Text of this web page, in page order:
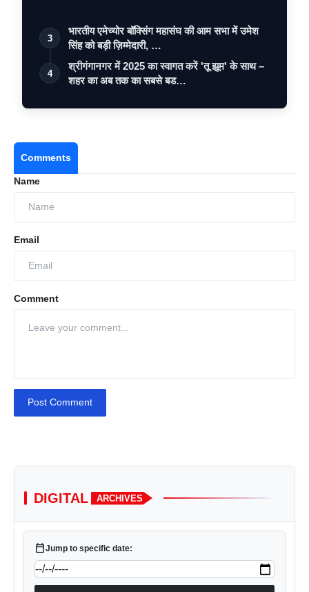
3
भारतीय एमेच्योर बॉक्सिंग महासंघ की आम सभा में उमेश
सिंह को बड़ी ज़िम्मेदारी, …
4
श्रीगंगानगर में 2025 का स्वागत करें 'तू झूम' के साथ –
शहर का अब तक का सबसे बड…
Comments
Name
Email
Comment
Post Comment
DIGITAL ARCHIVES
calendar_todayJump to specific date: